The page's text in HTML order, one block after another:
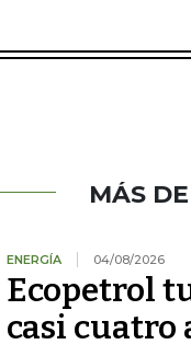
MÁS
ENERGÍA 04/08/2026
Ecopetrol
casi cuatro